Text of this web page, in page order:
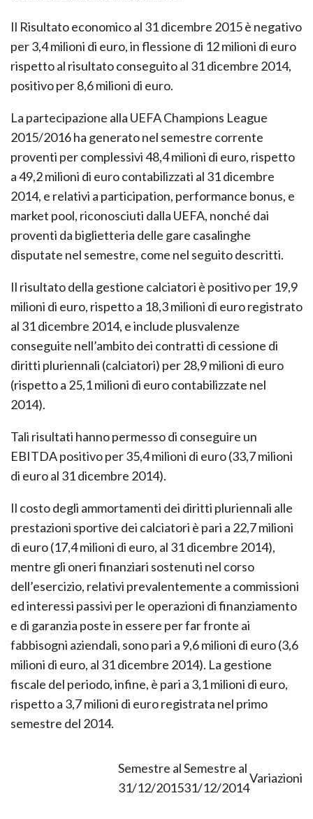
Il Risultato economico al 31 dicembre 2015 è negativo
per 3,4 milioni di euro, in flessione di 12 milioni di euro
rispetto al risultato conseguito al 31 dicembre 2014,
positivo per 8,6 milioni di euro.
La partecipazione alla UEFA Champions League
2015/2016 ha generato nel semestre corrente
proventi per complessivi 48,4 milioni di euro, rispetto
a 49,2 milioni di euro contabilizzati al 31 dicembre
2014, e relativi a participation, performance bonus, e
market pool, riconosciuti dalla UEFA, nonché dai
proventi da biglietteria delle gare casalinghe
disputate nel semestre, come nel seguito descritti.
Il risultato della gestione calciatori è positivo per 19,9
milioni di euro, rispetto a 18,3 milioni di euro registrato
al 31 dicembre 2014, e include plusvalenze
conseguite nell’ambito dei contratti di cessione di
diritti pluriennali (calciatori) per 28,9 milioni di euro
(rispetto a 25,1 milioni di euro contabilizzate nel
2014).
Tali risultati hanno permesso di conseguire un
EBITDA positivo per 35,4 milioni di euro (33,7 milioni
di euro al 31 dicembre 2014).
Il costo degli ammortamenti dei diritti pluriennali alle
prestazioni sportive dei calciatori è pari a 22,7 milioni
di euro (17,4 milioni di euro, al 31 dicembre 2014),
mentre gli oneri finanziari sostenuti nel corso
dell’esercizio, relativi prevalentemente a commissioni
ed interessi passivi per le operazioni di finanziamento
e di garanzia poste in essere per far fronte ai
fabbisogni aziendali, sono pari a 9,6 milioni di euro (3,6
milioni di euro, al 31 dicembre 2014). La gestione
fiscale del periodo, infine, è pari a 3,1 milioni di euro,
rispetto a 3,7 milioni di euro registrata nel primo
Semestre al Semestre al
Variazioni